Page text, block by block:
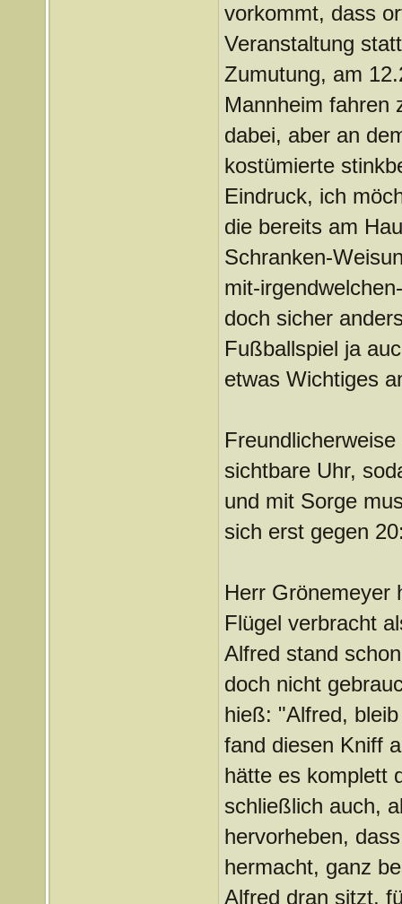
vorkommt, dass
Veranstaltung
Zumutung, am
Mannheim fahren
dabei, aber an
kostümierte
Eindruck, ich
die bereits am
Schranken-
mit-
doch sicher
Fußballspiel ja
etwas Wichtiges
sichtbare Uhr,
und mit Sorge
sich erst gegen
Herr Grönemeyer
Flügel verbracht
Alfred stand
doch nicht
hieß: "Alfred,
fand diesen Kniff
hätte es komplett
schließlich auch,
hervorheben,
hermacht, ganz
Alfred dran sitzt,